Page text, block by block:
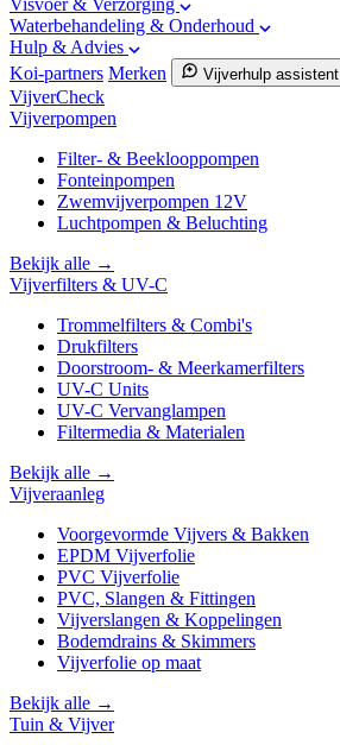
Visvoer & Verzorging
Waterbehandeling & Onderhoud
Hulp & Advies
Koi-partners Merken Vijverhulp assistent
VijverCheck
Vijverpompen
Filter- & Beeklooppompen
Fonteinpompen
Zwemvijverpompen 12V
Luchtpompen & Beluchting
Bekijk alle →
Vijverfilters & UV-C
Trommelfilters & Combi's
Drukfilters
Doorstroom- & Meerkamerfilters
UV-C Units
UV-C Vervanglampen
Filtermedia & Materialen
Bekijk alle →
Vijveraanleg
Voorgevormde Vijvers & Bakken
EPDM Vijverfolie
PVC Vijverfolie
PVC, Slangen & Fittingen
Vijverslangen & Koppelingen
Bodemdrains & Skimmers
Vijverfolie op maat
Bekijk alle →
Tuin & Vijver